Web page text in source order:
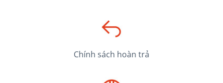
Chính sách hoàn trả